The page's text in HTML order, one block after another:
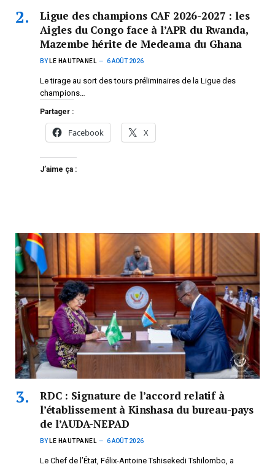
Ligue des champions CAF 2026-2027 : les
Aigles du Congo face à l’APR du Rwanda,
Mazembe hérite de Medeama du Ghana
BY LE HAUTPANEL 6 AOÛT 2026
Le tirage au sort des tours préliminaires de la Ligue des
champions…
Partager :
Facebook X
J’aime ça :
RDC : Signature de l’accord relatif à
l’établissement à Kinshasa du bureau-pays
de l’AUDA-NEPAD
BY LE HAUTPANEL 6 AOÛT 2026
Le Chef de l’État, Félix-Antoine Tshisekedi Tshilombo, a